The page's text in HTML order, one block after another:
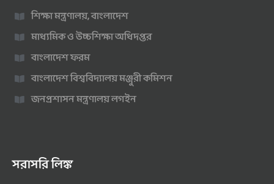
শিক্ষা মন্ত্রণালয়, বাংলাদেশ
মাধ্যমিক ও উচ্চশিক্ষা অধিদপ্তর
বাংলাদেশ ফরম
বাংলাদেশ বিশ্ববিদ্যালয় মঞ্জুরী কমিশন
জনপ্রশাসন মন্ত্রণালয় লগইন
সরাসরি লিঙ্ক